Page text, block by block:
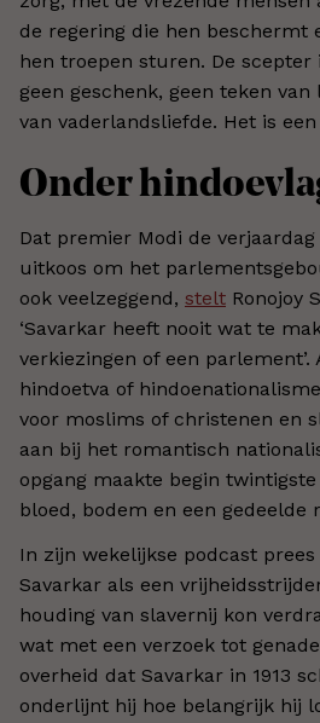
de regering die hen beschermt
hen troepen sturen. De scepter
geen geschenk, geen teken
van vaderlandsliefde. Het is een
Onder
Dat premier Modi de verjaardag
uitkoos om het
ook veelzeggend, stelt Ronojoy
‘Savarkar heeft nooit wat te
verkiezingen of een parlement’.
hindoetva of
voor moslims of christenen en
aan bij het romantisch
opgang maakte begin
bloed, bodem en een gedeelde
In zijn wekelijkse podcast
Savarkar als een
houding van slavernij kon
wat met een verzoek tot
overheid dat Savarkar in 1913
onderlijnt hij hoe belangrijk hij